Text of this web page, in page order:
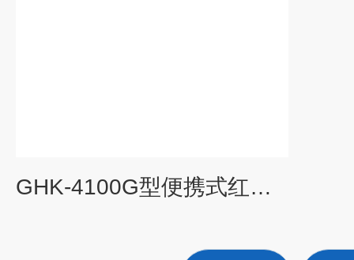
GHK-4100G型便携式红外气体分析仪